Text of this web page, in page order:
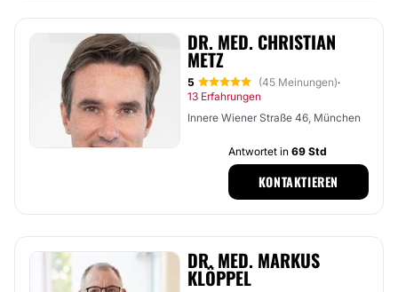
DR. MED. CHRISTIAN
METZ
5 (45 Meinungen)·
13 Erfahrungen
Innere Wiener Straße 46, München
Antwortet in 69 Std
KONTAKTIEREN
DR. MED. MARKUS
KLÖPPEL